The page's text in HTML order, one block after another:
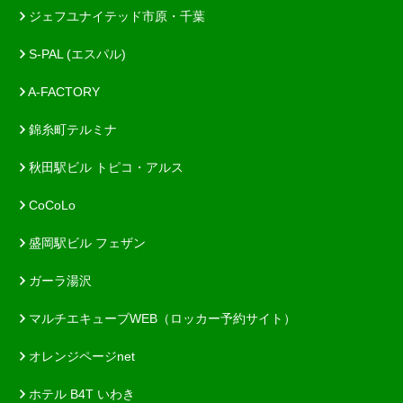
ジェフユナイテッド市原・千葉
S-PAL (エスパル)
A-FACTORY
錦糸町テルミナ
秋田駅ビル トピコ・アルス
CoCoLo
盛岡駅ビル フェザン
ガーラ湯沢
マルチエキューブWEB（ロッカー予約サイト）
オレンジページnet
ホテル B4T いわき